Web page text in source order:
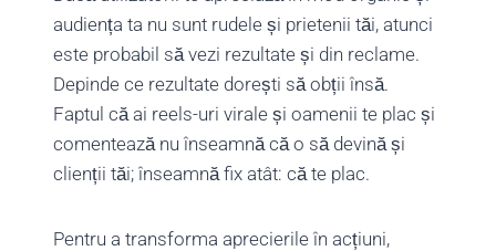
audiența ta nu sunt rudele și prietenii tăi, atunci
este probabil să vezi rezultate și din reclame.
Depinde ce rezultate dorești să obții însă.
Faptul că ai reels-uri virale și oamenii te plac și
comentează nu înseamnă că o să devină și
clienții tăi; înseamnă fix atât: că te plac.
Pentru a transforma aprecierile în acțiuni,